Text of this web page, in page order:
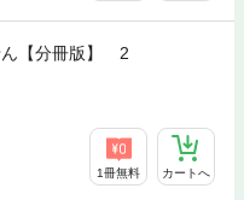
ん【分冊版】 2
1冊無料 カートへ